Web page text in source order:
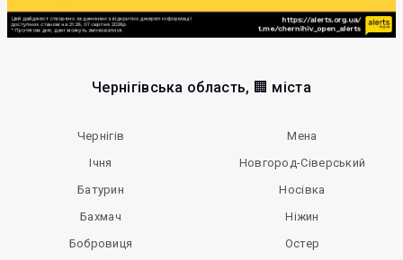
Чернігівська область, 🏢 міста
Чернігів
Ічня
Батурин
Бахмач
Бобровиця
Мена
Новгород-Сіверський
Носівка
Ніжин
Остер